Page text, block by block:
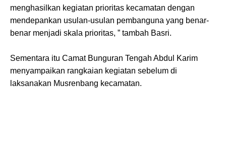
menghasilkan kegiatan prioritas kecamatan dengan
mendepankan usulan-usulan pembanguna yang benar-
benar menjadi skala prioritas, ” tambah Basri.
Sementara itu Camat Bunguran Tengah Abdul Karim
menyampaikan rangkaian kegiatan sebelum di
laksanakan Musrenbang kecamatan.